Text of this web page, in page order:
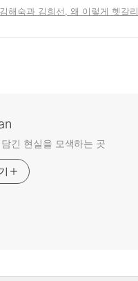
해숙과 김희선, 왜 이렇게 헷갈리
긴 현실을 모색하는 곳